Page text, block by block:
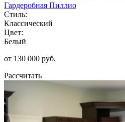
Гардеробная Пиллио
Стиль:
Классический
Цвет:
Белый
от 130 000 руб.
Рассчитать